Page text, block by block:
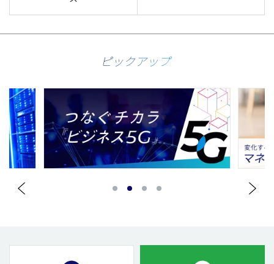
ピックアップ